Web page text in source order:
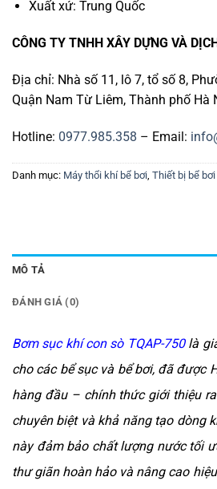
Xuất xứ: Trung Quốc
CÔNG TY TNHH XÂY DỰNG VÀ
Địa chỉ: Nhà số 11, lô 7, tổ số 8,
Quận Nam Từ Liêm, Thành phố Hà
Hotline: 0977.985.358 – Email:
Danh mục: Máy thổi khí bể bơi, Thiết bị bể bơi
MÔ TẢ
ĐÁNH GIÁ (0)
Bơm sục khí con sò TQAP-750là
cho các bể sục và bể bơi, đã được
hàng đầu – chính thức giới thiệu
chuyên biệt và khả năng tạo dòng
này đảm bảo chất lượng nước tối
thư giãn hoàn hảo và nâng cao